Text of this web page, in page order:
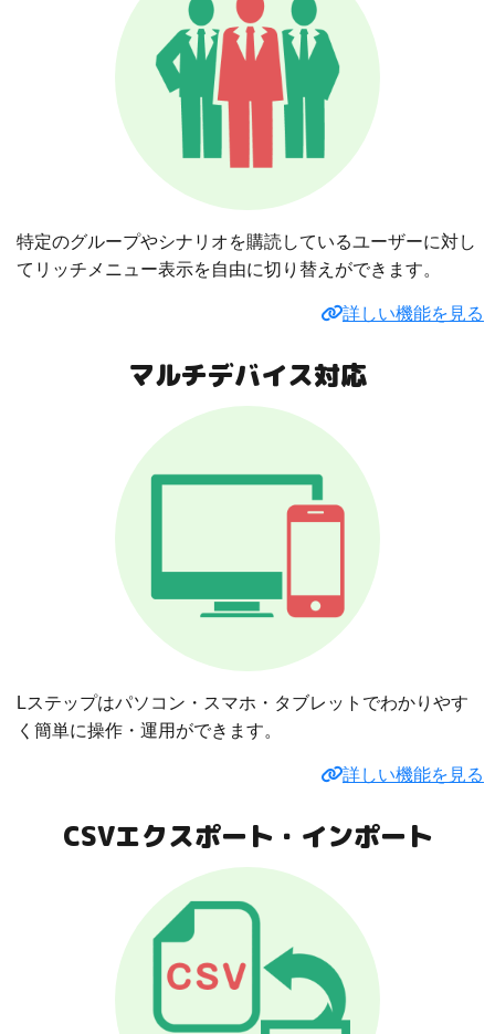
特定のグループやシナリオを購読しているユーザーに対し
てリッチメニュー表示を自由に切り替えができます。
詳しい機能を見る
マルチデバイス対応
Lステップはパソコン・スマホ・タブレットでわかりやす
く簡単に操作・運用ができます。
詳しい機能を見る
CSVエクスポート・インポート